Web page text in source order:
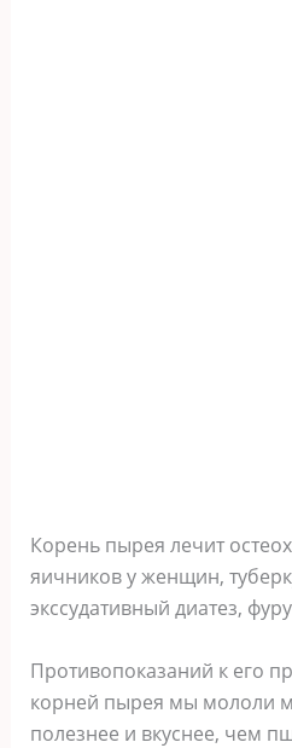
Корень пырея лечит
яичников у женщин,
экссудативный диатез,
Противопоказаний к его
корней пырея мы мололи
полезнее и вкуснее, чем